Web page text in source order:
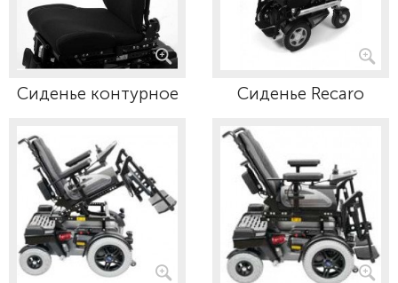
Сиденье контурное Сиденье Recaro